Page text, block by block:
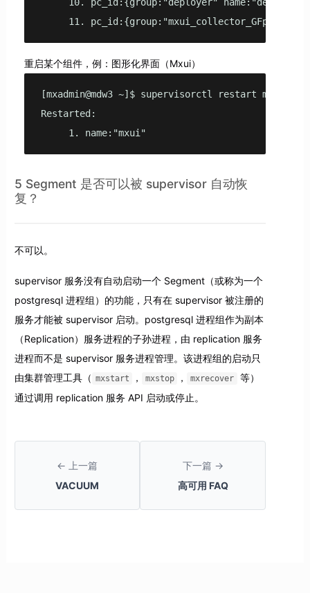
11.
重启某个组件，例：图形化界面（Mxui）
[mxadmin@mdw3 ~]$ supervisorctl restart mxui
Restarted:
     1. name:"mxui"
5 Segment 是否可以被 supervisor 自动恢
复？
不可以。
supervisor 服务没有自动启动一个 Segment（或称为一个
postgresql 进程组）的功能，只有在 supervisor 被注册的
服务才能被 supervisor 启动。postgresql 进程组作为副本
（Replication）服务进程的子孙进程，由 replication 服务
进程而不是 supervisor 服务进程管理。该进程组的启动只
由集群管理工具（ mxstart ， mxstop ， mxrecover
等）
通过调用 replication 服务 API 启动或停止。
← 上一篇
VACUUM
下一篇 →
高可用 FAQ